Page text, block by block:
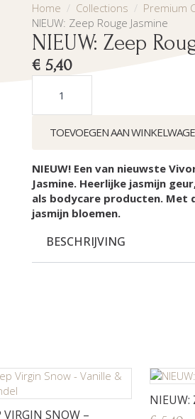
Home Collections Premium
NIEUW: Zeep Rouge Jasmine
NIEUW: Zeep
€ 5,40
NIEUW:
Rouge
Jasmine
TOEVOEGEN AAN
NIEUW! Een van nieuwste
Jasmine. Heerlijke jasmijn
als bodycare producten. Met
jasmijn bloemen.
BESCHRIJVING
VIRGIN SNOW –
NIEUW: